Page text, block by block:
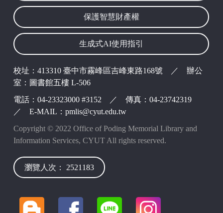
波錠映像
保護智慧財產權
生成式AI使用指引
校址：413310 臺中市霧峰區吉峰東路168號 ／ 辦公
室：圖書館五樓 L-506
電話：04-23323000 #3152 ／ 傳真：04-23742319
／ E-MAIL：pmlis@cyut.edu.tw
Copyright © 2022 Office of Poding Memorial Library and
Information Services, CYUT All rights reserved.
瀏覽人次： 2521183